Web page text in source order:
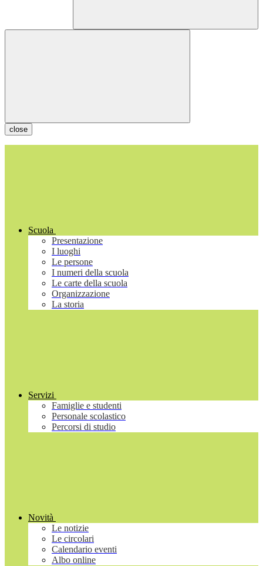
close
Scuola
Presentazione
I luoghi
Le persone
I numeri della scuola
Le carte della scuola
Organizzazione
La storia
Servizi
Famiglie e studenti
Personale scolastico
Percorsi di studio
Novità
Le notizie
Le circolari
Calendario eventi
Albo online